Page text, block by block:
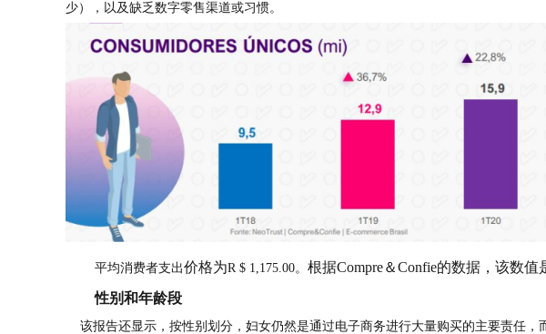
少），以及缺乏数字零售渠道或习惯。
平均消费者支出价格为R $ 1,175.00。 根据Compre＆Confie的数据，该数
性别和年龄段
该报告还显示，按性别划分，妇女仍然是通过电子商务进行大量购买的主要责任，